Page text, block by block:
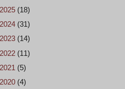
2025 (18)
2024 (31)
2023 (14)
2022 (11)
2021 (5)
2020 (4)